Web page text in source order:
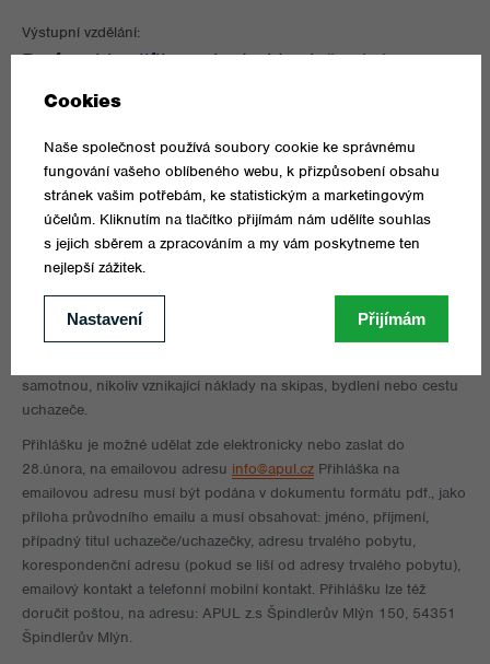
Výstupní vzdělání:
Profesni kvalifikace instruktor lyžování
PODROBNOSTI O KURZU
Zkouška profesní kvalifikace je podmínkou pro získání
živnostenského oprávnění pro instruktory.
Vše o profesní kvalifikaci instruktora lyžování / SNB sipřečtěte
:
Lyžařská profesní zkouška se uskuteční v Krkonoších,ve
Špindlerově Mlýně, 16. března 2026. Cena zkoušky je
samotnou, nikoliv vznikající náklady na skipas, bydlení nebo cestu
uchazeče.
Přihlášku je možné udělat zde elektronicky nebo zaslat do
28.února, na emailovou adresu info@apul.cz Přihláška na
emailovou adresu musí být podána v dokumentu formátu pdf., jako
příloha průvodního emailu a musí obsahovat: jméno, příjmení,
případný titul uchazeče/uchazečky, adresu trvalého pobytu,
korespondenční adresu (pokud se liší od adresy trvalého pobytu),
emailový kontakt a telefonní mobilní kontakt. Přihlášku lze též
doručit poštou, na adresu: APUL z.s Špindlerův Mlýn 150, 54351
Špindlerův Mlýn.